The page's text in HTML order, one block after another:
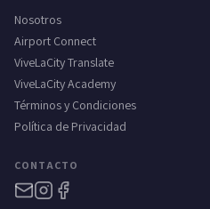
Nosotros
Airport Connect
ViveLaCity Translate
ViveLaCity Academy
Términos y Condiciones
Política de Privacidad
CONTACTO